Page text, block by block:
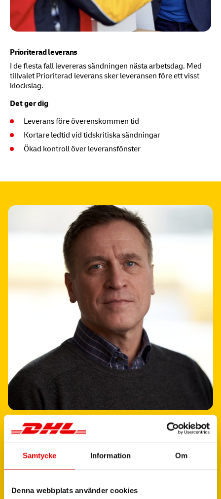
Samtycke Information Om
Denna webbplats använder cookies
Prioriterad leverans
I de flesta fall levereras sändningen nästa arbetsdag. Med
tillvalet Prioriterad leverans sker leveransen före ett visst
klockslag.
Det ger dig
Leverans före överenskommen tid
Kortare ledtid vid tidskritiska sändningar
Ökad kontroll över leveransfönster
“Förnästan gär
akete lavva n.
Vårtjobbärattsetillatt